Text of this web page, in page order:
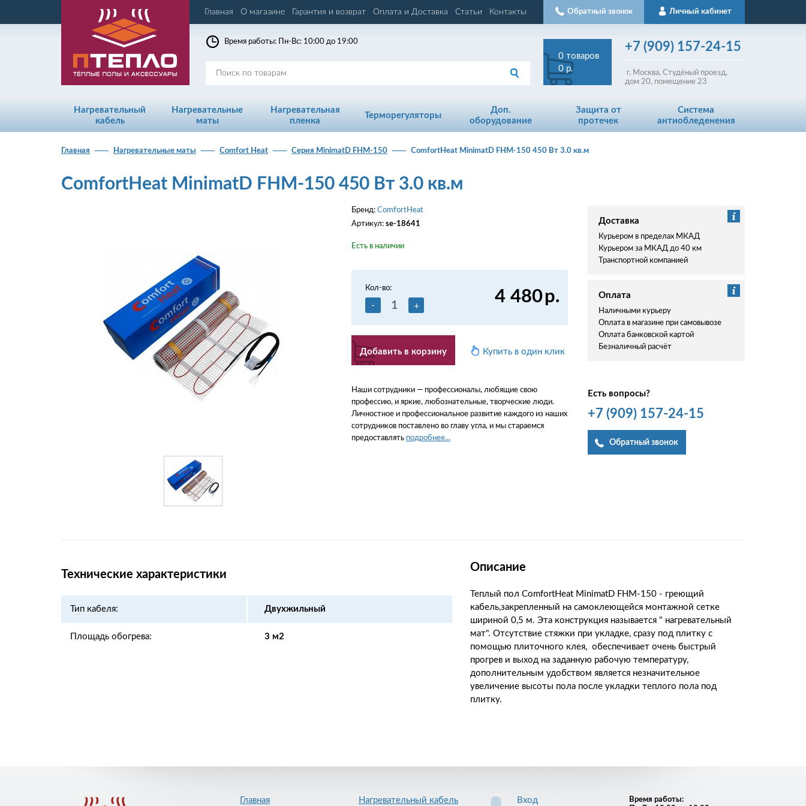
Главная О магазине Гарантия и возврат Оплата и Доставка Статьи Контакты Личный кабинет
Обратный звонок
+7 (909) 157-24-15
г. Москва, Студёный проезд,
дом 20, помещение 23
0 товаров
0 р.
Время работы: Пн-Вс: 10:00 до 19:00
Нагревательный
кабель
Нагревательные
маты
Нагревательная
пленка
Терморегуляторы
Доп.
оборудование
Защита от
протечек
Система
антиобледенения
Главная Нагревательные маты Comfort Heat Серия MinimatD FHM-150 ComfortHeat MinimatD FHM-150 450 Вт 3.0 кв.м
ComfortHeat MinimatD FHM-150 450 Вт 3.0 кв.м
Бренд: ComfortHeat
Артикул: se-18641
Есть в наличии
Кол-во:
- +
Добавить в корзину
4 480р.
Купить в один клик
Наши сотрудники — профессионалы, любящие свою
профессию, и яркие, любознательные, творческие люди.
Личностное и профессиональное развитие каждого из наших
сотрудников поставлено во главу угла, и мы стараемся
предоставлять подробнее...
Доставка
Курьером в пределах МКАД
Курьером за МКАД до 40 км
Транспортной компанией
Оплата
Наличными курьеру
Оплата в магазине при самовывозе
Оплата банковской картой
Безналичный расчёт
Есть вопросы?
+7 (909)157-24-15
Обратный звонок
Технические характеристики
Тип кабеля: Двухжильный
Площадь обогрева: 3 м2
Описание
Теплый пол ComfortHeat MinimatD FHM-150 - греющий
кабель,закрепленный на самоклеющейся монтажной сетке
шириной 0,5 м. Эта конструкция называется " нагревательный
мат". Отсутствие стяжки при укладке, сразу под плитку с
помощью плиточного клея, обеспечивает очень быстрый
прогрев и выход на заданную рабочую температуру,
дополнительным удобством является незначительное
увеличение высоты пола после укладки теплого пола под
плитку.
Главная Нагревательный кабель Вход
Время работы: